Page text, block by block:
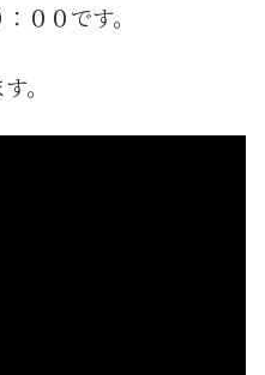
００です。
。